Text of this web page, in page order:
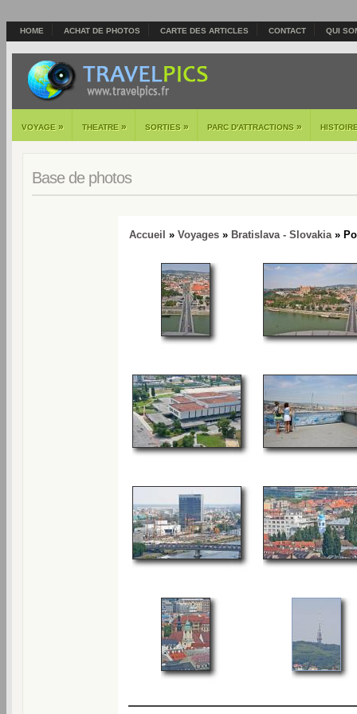
HOME ACHAT DE PHOTOS CARTE DES ARTICLES CONTACT QUI
VOYAGE » THEATRE » SORTIES » PARC D'ATTRACTIONS »
Base de photos
Accueil » Voyages» Bratislava - Slovakia»